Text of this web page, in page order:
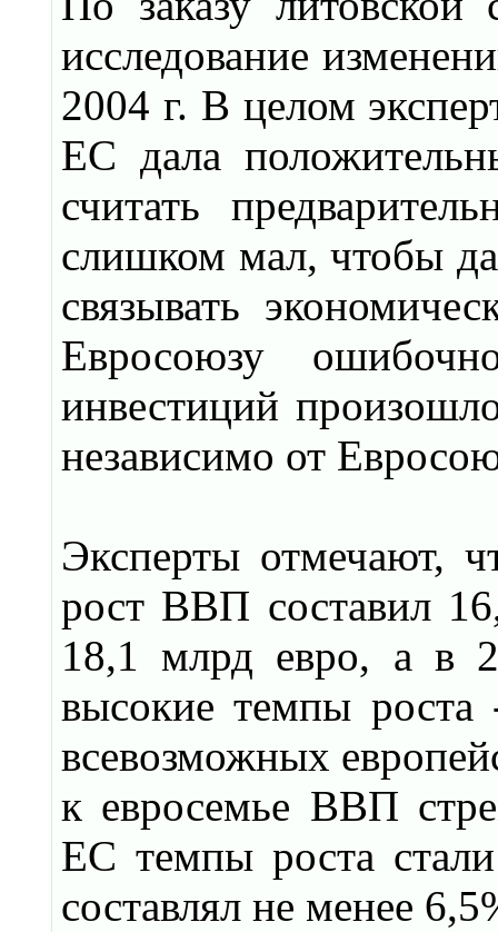
исследование
2004 г. В целом
ЕС дала
считать
слишком мал, чтобы
связывать
Евросоюзу
инвестиций
независимо от
Эксперты отмечают,
рост ВВП составил
18,1 млрд евро, а в
высокие темпы роста
всевозможных
к евросемье ВВП
ЕС темпы роста
составлял не менее